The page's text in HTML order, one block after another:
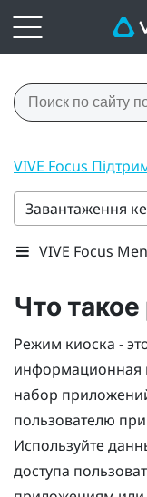
VIVE Focus
Завантаження
VIVE Focus
Что такое
Режим киоска -
информационная
набор
пользователю
Используйте
доступа